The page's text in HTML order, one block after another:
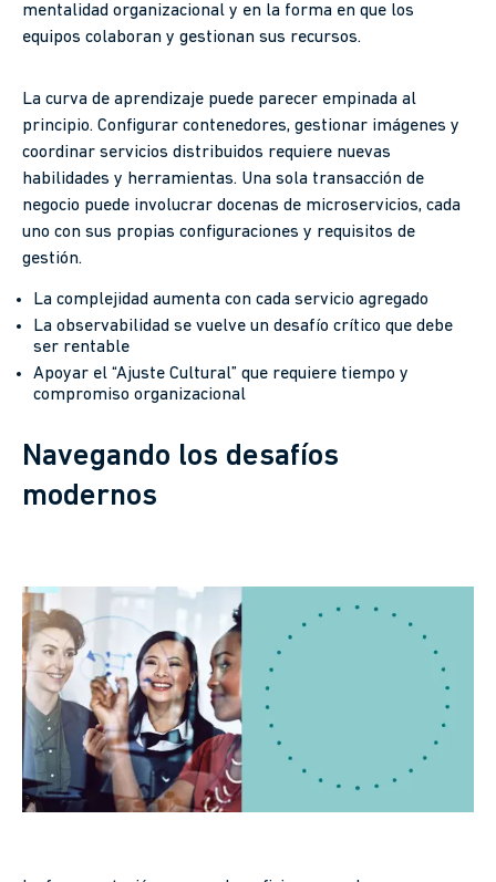
mentalidad organizacional y en la forma en que los
equipos colaboran y gestionan sus recursos.
La curva de aprendizaje puede parecer empinada al
principio. Configurar contenedores, gestionar imágenes y
coordinar servicios distribuidos requiere nuevas
habilidades y herramientas. Una sola transacción de
negocio puede involucrar docenas de microservicios, cada
uno con sus propias configuraciones y requisitos de
gestión.
La complejidad aumenta con cada servicio agregado
La observabilidad se vuelve un desafío crítico que debe
ser rentable
Apoyar el “Ajuste Cultural” que requiere tiempo y
compromiso organizacional
Navegando los desafíos
modernos